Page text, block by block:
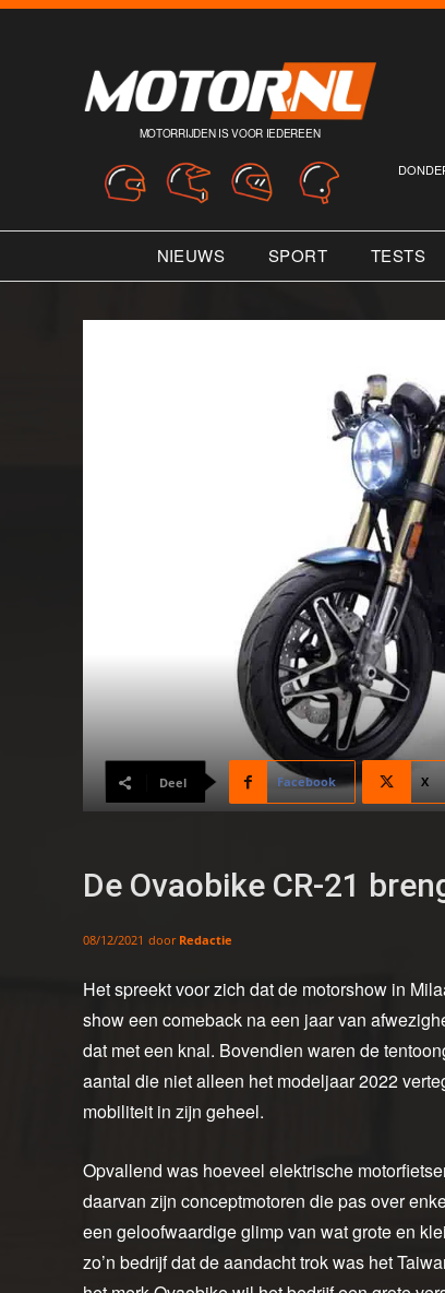
MOTORRIJDEN IS VOOR IEDEREEN
NIEUWS SPORT TESTS
Deel Facebook X
De Ovaobike CR-21
08/12/2021 door Redactie
Het spreekt voor zich dat de motorshow in
show een comeback na een jaar van
dat met een knal. Bovendien waren de
aantal die niet alleen het modeljaar 2022
mobiliteit in zijn geheel.
Opvallend was hoeveel elektrische
daarvan zijn conceptmotoren die pas over
een geloofwaardige glimp van wat grote en
zo’n bedrijf dat de aandacht trok was het